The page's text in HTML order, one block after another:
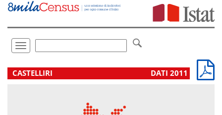
Vai
direttamente
Toggle
navigation
.
CASTELLIRI DATI 2011